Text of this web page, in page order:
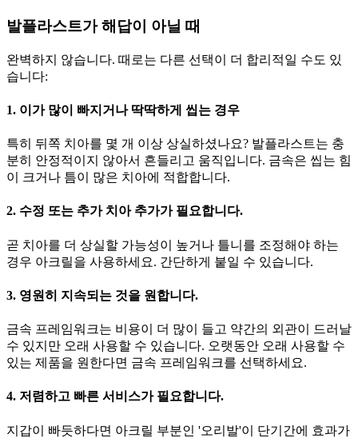
발플라스트가 해답이 아닐 때
완벽하지 않습니다. 때로는 다른 선택이 더 합리적일 수도 있
습니다:
1. 이가 많이 빠지거나 딱딱하게 씹는 경우
특히 뒤쪽 치아를 몇 개 이상 상실하셨나요? 발플라스트는 충
분히 안정적이지 않아서 흔들리고 움직입니다. 금속은 씹는 힘
이 크거나 틈이 많은 치아에 적합합니다.
2. 수정 또는 추가 치아 추가가 필요합니다.
곧 치아를 더 상실할 가능성이 높거나 틀니를 조정해야 하는
경우 아크릴을 사용하세요. 간단하게 붙일 수 있습니다.
3. 영원히 지속되는 것을 원합니다.
금속 프레임워크는 비용이 더 많이 들고 약간의 외관이 드러날
수 있지만 오래 사용할 수 있습니다. 오랫동안 오래 사용할 수
있는 제품을 원한다면 금속 프레임워크를 선택하세요.
4. 저렴하고 빠른 서비스가 필요합니다.
지갑이 빠듯하다면 아크릴 부분인 '오리발'이 단기간에 효과가